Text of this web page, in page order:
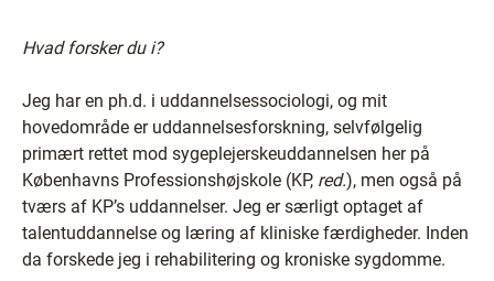
Hvad forsker du i?
Jeg har en ph.d. i uddannelsessociologi, og mit
hovedområde er uddannelsesforskning, selvfølgelig
primært rettet mod sygeplejerskeuddannelsen her på
Københavns Professionshøjskole (KP, red.), men også på
tværs af KP’s uddannelser. Jeg er særligt optaget af
talentuddannelse og læring af kliniske færdigheder. Inden
da forskede jeg i rehabilitering og kroniske sygdomme.